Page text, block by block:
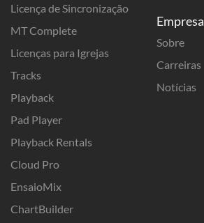
Licença de Sincronização
MT Complete
Licenças para Igrejas
Tracks
Playback
Pad Player
Playback Rentals
Cloud Pro
EnsaioMix
ChartBuilder
Empresa
Sobre
Carreiras
Notícias